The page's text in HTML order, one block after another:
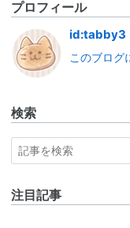
プロフィール
id:tabby3
このブログ
検索
注目記事